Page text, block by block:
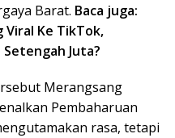
Barat. Baca juga:
Viral Ke TikTok,
Juta?
Merangsang
Pembaharuan
rasa, tetapi